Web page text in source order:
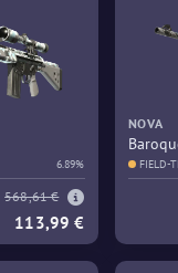
6.89%
568,61 €
113,99 €
NOVA
FIELD-